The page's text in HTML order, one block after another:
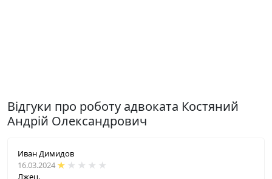
Відгуки про роботу адвоката Костяний
Андрій Олександрович
Иван Димидов
16.03.2024
Лжец.